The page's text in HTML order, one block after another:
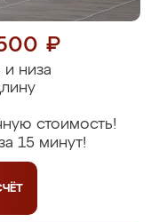
₽
низа
стоимость!
15 минут!